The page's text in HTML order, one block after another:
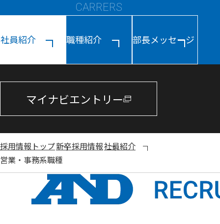
CARRERS
社員紹介 職種紹介 部長メッセージ
マイナビエントリー
採用情報トップ新卒採用情報社員紹介
営業・事務系職種